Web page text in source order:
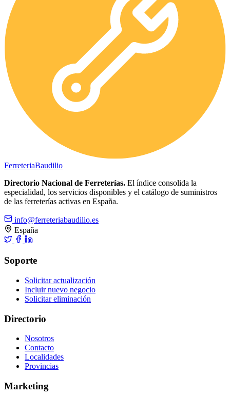
FerreteriaBaudilio
Directorio Nacional de Ferreterías. El índice consolida la
especialidad, los servicios disponibles y el catálogo de suministros
de las ferreterías activas en España.
info@ferreteriabaudilio.es
España
Soporte
Solicitar actualización
Incluir nuevo negocio
Solicitar eliminación
Directorio
Nosotros
Contacto
Localidades
Provincias
Marketing